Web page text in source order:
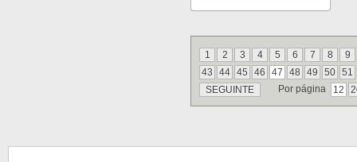
1 2 3 4 5 6 7 8
9
43
44 45 46 47 48 49 50 51
SEGUINTE
Por página 12